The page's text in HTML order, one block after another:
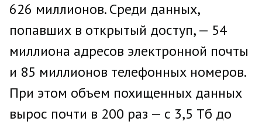
626 миллионов. Среди данных,
попавших в открытый доступ, — 54
миллиона адресов электронной почты
и 85 миллионов телефонных номеров.
При этом объем похищенных данных
вырос почти в 200 раз — с 3,5 Тб до